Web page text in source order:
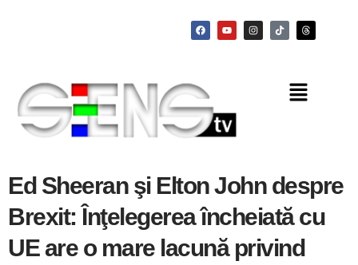
Ed Sheeran şi Elton John despre
Brexit: Înţelegerea încheiată cu
UE are o mare lacună privind